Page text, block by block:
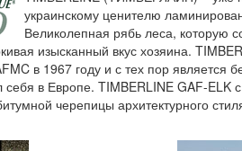
украинскому ценителю
Великолепная рябь леса, которую
изысканный вкус хозяина.
в 1967 году и с тех пор является
в Европе. TIMBERLINE GAF-ELK
черепицы архитектурного